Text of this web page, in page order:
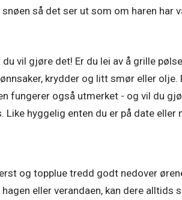
vil gjøre det! Er du lei av å grille
krydder og litt smør eller olje.
fungerer også utmerket - og vil du
hyggelig enten du er på date eller
og topplue tredd godt nedover
eller verandaen, kan dere alltids